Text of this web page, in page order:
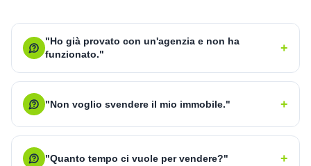
"Ho già provato con un'agenzia e non ha
funzionato."
+
"Non voglio svendere il mio immobile." +
"Quanto tempo ci vuole per vendere?" +